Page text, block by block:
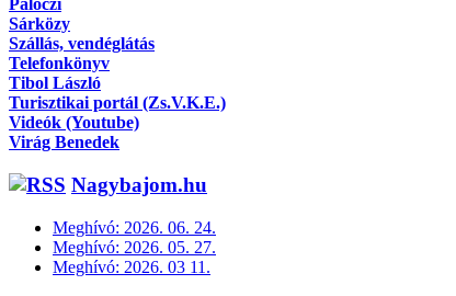
Pálóczi
Sárközy
Szállás, vendéglátás
Telefonkönyv
Tibol László
Turisztikai portál (Zs.V.K.E.)
Videók (Youtube)
Virág Benedek
Nagybajom.hu
Meghívó: 2026. 06. 24.
Meghívó: 2026. 05. 27.
Meghívó: 2026. 03 11.